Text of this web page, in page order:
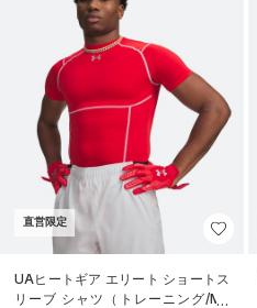
直営限定
UAヒートギア エリート ショートス
リーブ シャツ（トレーニング/ME